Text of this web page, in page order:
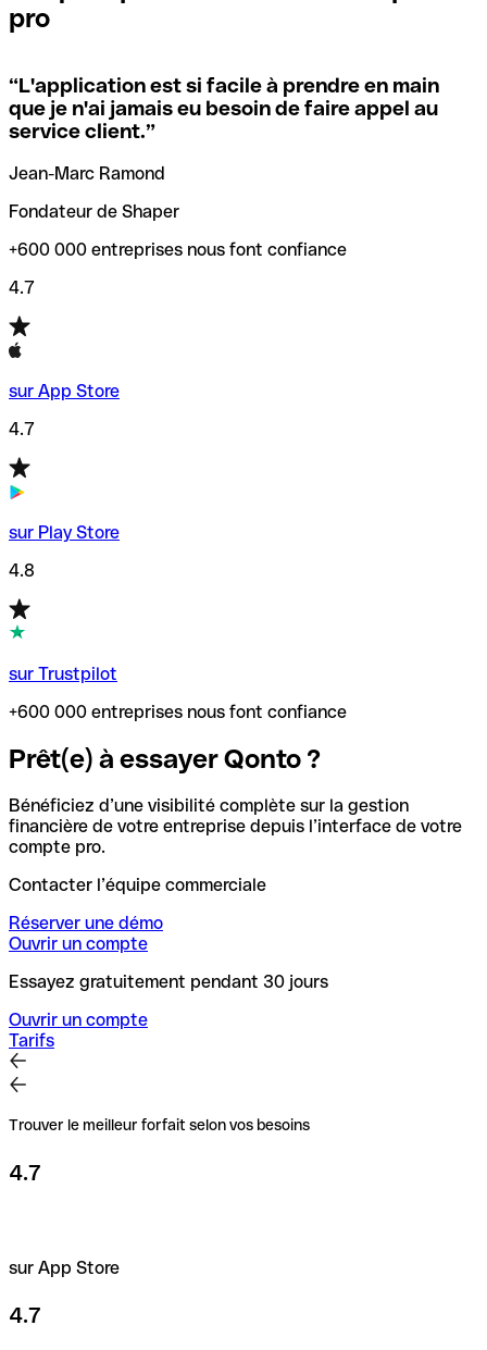
locales.
Si vous n'êtes pas sûr du code SWIFT que vous devriez
utiliser, nous avons développé un outil de recherche de
codes SWIFT par nom de banque.
vérification/recherche de codes SWIFT. Ainsi, vous pouvez
trouver et vérifier vos codes SWIFT avant de réaliser vos
transferts d’argent.
pro
“L'application est si facile à prendre en main
que je n'ai jamais eu besoin de faire appel au
service client.”
Jean-Marc Ramond
Fondateur de Shaper
+600 000 entreprises nous font confiance
4.7
sur App Store
4.7
sur Play Store
4.8
sur Trustpilot
+600 000 entreprises nous font confiance
Prêt(e) à essayer Qonto ?
Bénéficiez d’une visibilité complète sur la gestion
financière de votre entreprise depuis l’interface de votre
compte pro.
Contacter l’équipe commerciale
Réserver une démo
Ouvrir un compte
Essayez gratuitement pendant 30 jours
Ouvrir un compte
Tarifs
Trouver le meilleur forfait selon vos besoins
4.7
sur App Store
4.7